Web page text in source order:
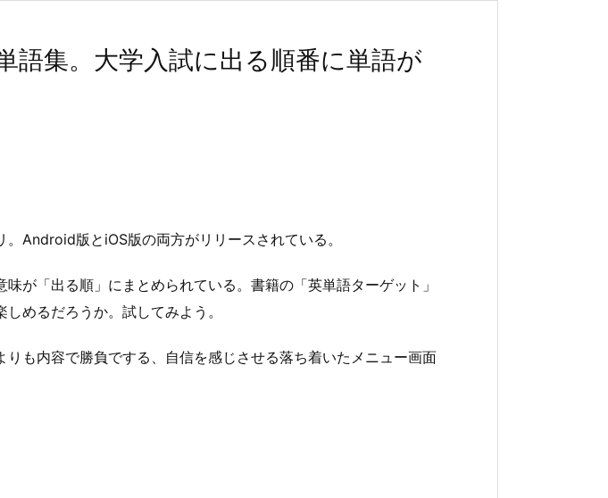
語集。大学入試に出る順番に単語が
Android版とiOS版の両方がリリースされている。
が「出る順」にまとめられている。書籍の「英単語ターゲット」
めるだろうか。試してみよう。
も内容で勝負でする、自信を感じさせる落ち着いたメニュー画面